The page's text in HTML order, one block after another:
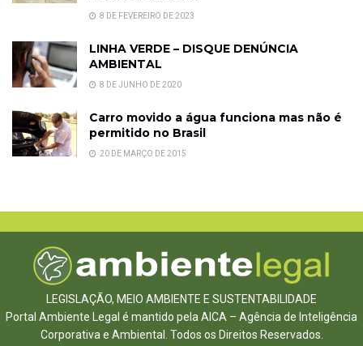
8 DE FEVEREIRO DE 2023
LINHA VERDE – DISQUE DENÚNCIA
AMBIENTAL
8 DE JUNHO DE 2020
Carro movido a água funciona mas não é
permitido no Brasil
20 DE MARÇO DE 2015
LEGISLAÇÃO, MEIO AMBIENTE E SUSTENTABILIDADE
Portal Ambiente Legal é mantido pela AICA – Agência de Inteligência
Corporativa e Ambiental. Todos os Direitos Reservados.